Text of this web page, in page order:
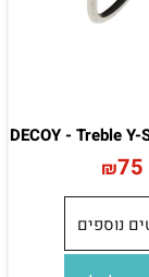
DECOY - Treble
₪75
נוספים